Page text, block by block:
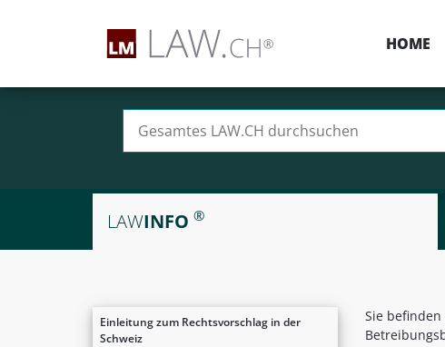
HOME
LAWINFO ®
Einleitung zum Rechtsvorschlag in der
Schweiz
Sie befinden